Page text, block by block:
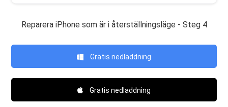
Reparera iPhone som är i återställningsläge - Steg 4
Gratis nedladdning
Gratis nedladdning